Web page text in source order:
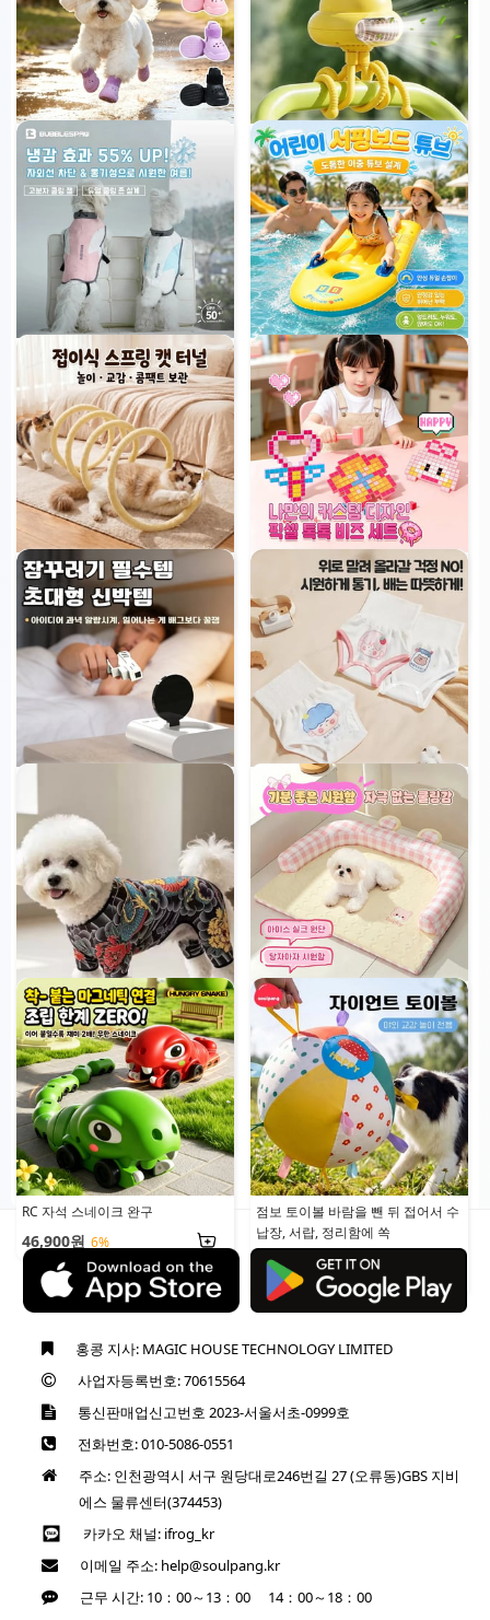
댕댕이 크록스 신발（【4P 세
트】）
39,900원
개 판매됨
유모차 선풍기
46,550원
bubblespaw 쿨링 조끼
72,900원 9%
ABC 프리미엄 어린이 서핑보드 튜
브
29,900원
스프링 캣 터널 고양이 장난감
29,900원
1개 판매됨
다림질 NO! 픽셀 톡톡 비즈 DIY 세
49,900원
47,900원
아기 순면 하이웨이스트 배감싸개
29,900원
개 판매됨
반려동물 타투 티셔츠 (강아지·고양
이 공용)
28,900원
3 개 판매됨
파스텔 체크 아이스 실크 라텍스 쿨
베드
29,900원
2개 판매됨
RC 자석 스네이크 완구
46,900원 6%
점보 토이볼 바람을 뺀 뒤 접어서 수
납장, 서랍, 정리함에 쏙
34,900원
개 판매됨
홍콩 지사: MAGIC HOUSE TECHNOLOGY LIMITED
사업자등록번호: 70615564
통신판매업신고번호 2023-서울서초-0999호
전화번호: 010-5086-0551
주소: 인천광역시 서구 원당대로246번길 27 (오류동)GBS 지비
에스 물류센터(374453)
카카오 채널: ifrog_kr
이메일 주소: help@soulpang.kr
근무 시간: 10：00～13：00 14：00～18：00